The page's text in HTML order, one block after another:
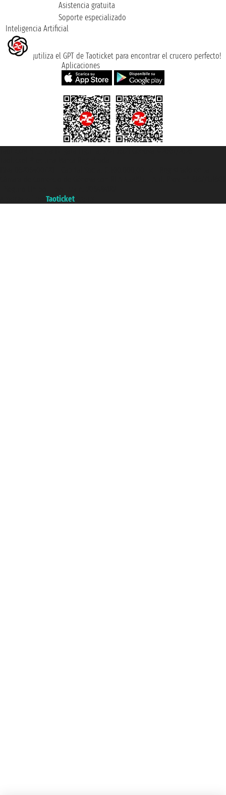
Asistencia gratuita
Soporte especializado
Inteligencia Artificial
¡utiliza el GPT de Taoticket para encontrar el crucero perfecto!
Aplicaciones
Taoticket